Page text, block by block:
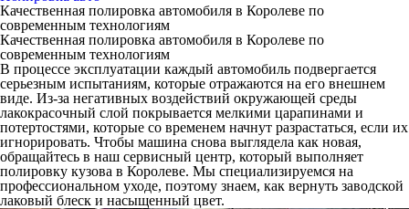
Качественная полировка автомобиля в Королеве по
современным технологиям
Качественная полировка автомобиля в Королеве по
современным технологиям
В процессе эксплуатации каждый автомобиль подвергается
серьезным испытаниям, которые отражаются на его внешнем
виде. Из-за негативных воздействий окружающей среды
лакокрасочный слой покрывается мелкими царапинами и
потертостями, которые со временем начнут разрастаться, если их
игнорировать. Чтобы машина снова выглядела как новая,
обращайтесь в наш сервисный центр, который выполняет
полировку кузова в Королеве. Мы специализируемся на
профессиональном уходе, поэтому знаем, как вернуть заводской
лаковый блеск и насыщенный цвет.